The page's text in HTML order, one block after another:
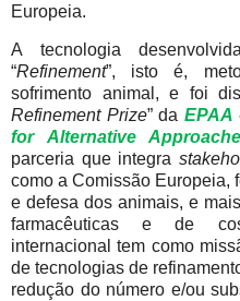
Europeia.
A tecnologia
“Refinement”, isto é,
sofrimento animal, e foi
Refinement Prize” daEPAA
for Alternative
parceria que integra
como a Comissão Europeia,
e defesa dos animais, e
farmacêuticas e de
internacional tem como
de tecnologias de
redução do número e/ou